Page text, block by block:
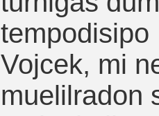
tempodisipo
Vojcek, mi
muelilradon